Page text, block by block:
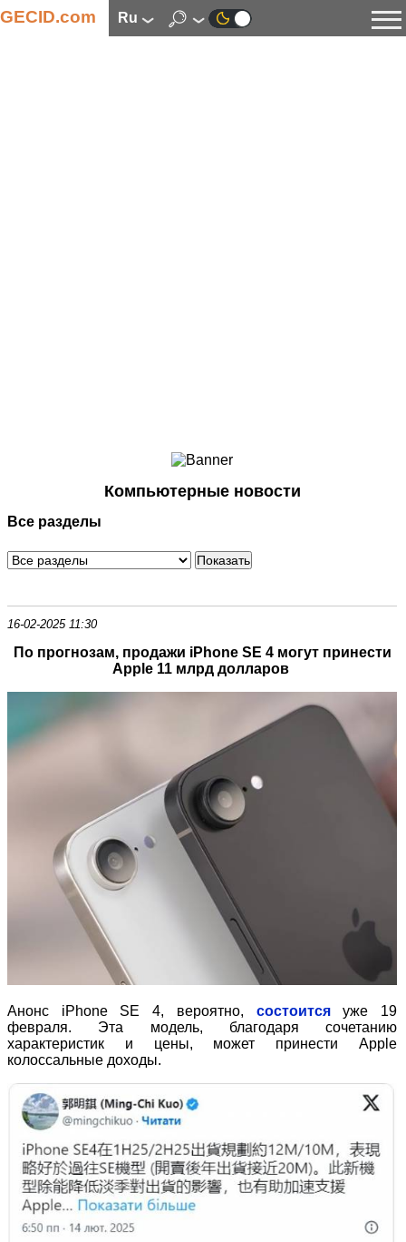
GECID.com ru
Смартфоны
Периферия
Программное обеспечение
Компьютерные новости
Все разделы
16-02-2025 11:30
По прогнозам, продажи iPhone SE 4 могут принести
Apple 11 млрд долларов
Анонс iPhone SE 4, вероятно, состоитсяуже 19
февраля. Эта модель, благодаря сочетанию
характеристик и цены, может принести Apple
колоссальные доходы.